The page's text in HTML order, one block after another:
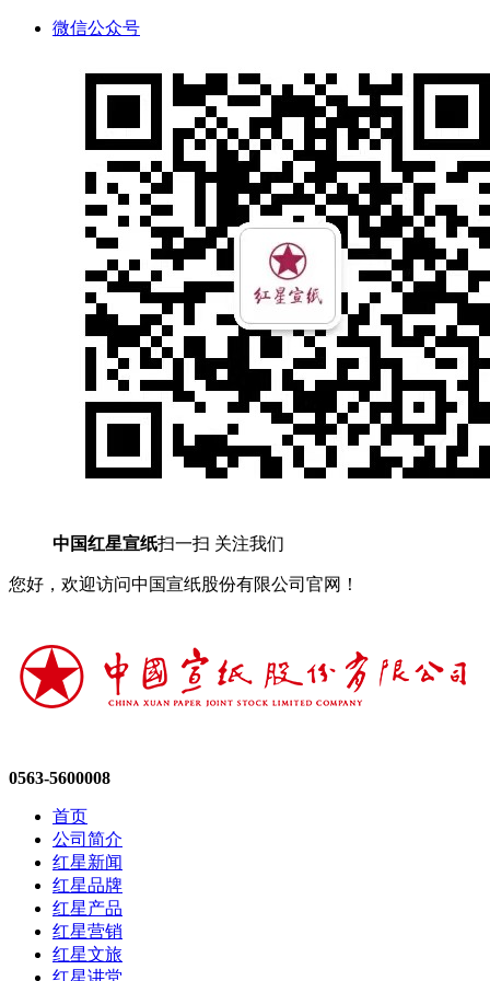
微信公众号
中国红星宣纸扫一扫 关注我们
您好，欢迎访问中国宣纸股份有限公司官网！
0563-5600008
首页
公司简介
红星新闻
红星品牌
红星产品
红星营销
红星文旅
红星讲堂